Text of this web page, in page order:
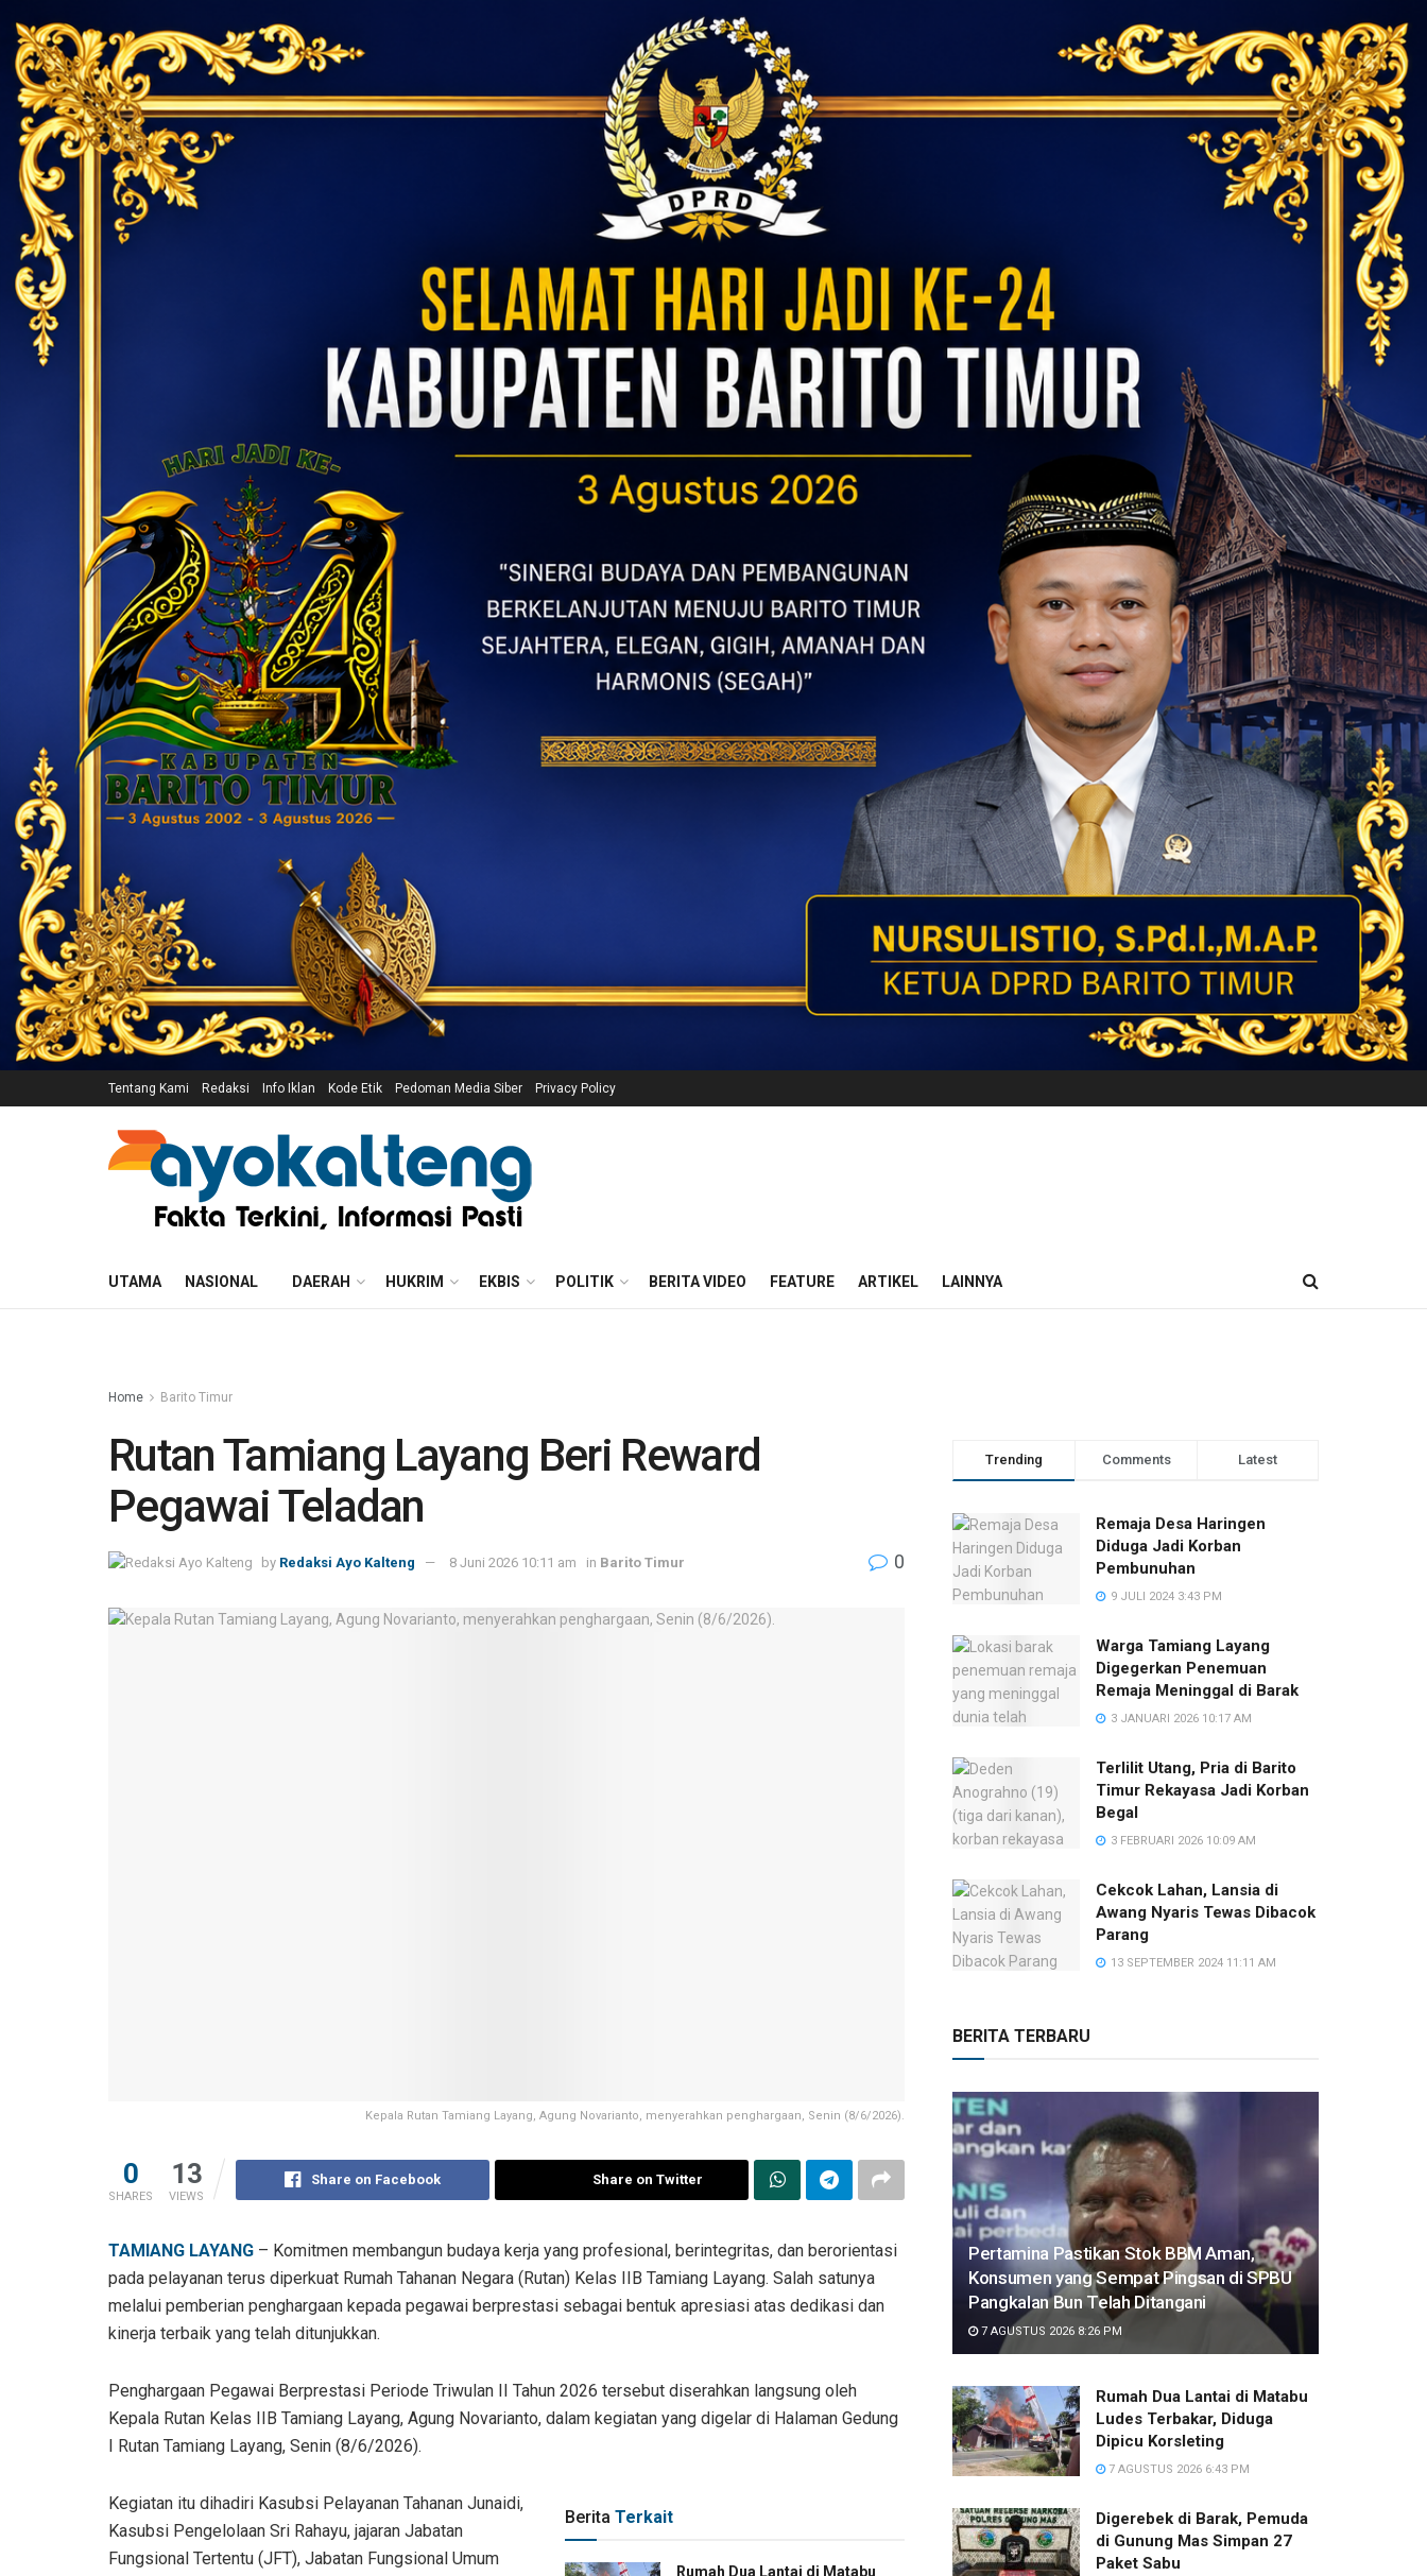
Tentang Kami Redaksi Info Iklan Kode Etik Pedoman Media Siber Privacy Policy
UTAMA NASIONAL DAERAH HUKRIM EKBIS POLITIK BERITA VIDEO FEATURE ARTIKEL LAINNYA
Home Barito Timur
Rutan Tamiang Layang Beri Reward
Pegawai Teladan
by Redaksi Ayo Kalteng 8 Juni 2026 10:11 am in Barito Timur 0
Kepala Rutan Tamiang Layang, Agung Novarianto, menyerahkan penghargaan, Senin (8/6/2026).
0
SHARES
13
VIEWS
Share on Facebook Share on Twitter
TAMIANG LAYANG – Komitmen membangun budaya kerja yang profesional, berintegritas, dan berorientasi
pada pelayanan terus diperkuat Rumah Tahanan Negara (Rutan) Kelas IIB Tamiang Layang. Salah satunya
melalui pemberian penghargaan kepada pegawai berprestasi sebagai bentuk apresiasi atas dedikasi dan
kinerja terbaik yang telah ditunjukkan.
Penghargaan Pegawai Berprestasi Periode Triwulan II Tahun 2026 tersebut diserahkan langsung oleh
Kepala Rutan Kelas IIB Tamiang Layang, Agung Novarianto, dalam kegiatan yang digelar di Halaman Gedung
I Rutan Tamiang Layang, Senin (8/6/2026).
Berita Terkait
Rumah Dua Lantai di Matabu
Kegiatan itu dihadiri Kasubsi Pelayanan Tahanan Junaidi,
Kasubsi Pengelolaan Sri Rahayu, jajaran Jabatan
Fungsional Tertentu (JFT), Jabatan Fungsional Umum
Trending Comments Latest
Remaja Desa Haringen
Diduga Jadi Korban
Pembunuhan
9 JULI 2024 3:43 PM
Warga Tamiang Layang
Digegerkan Penemuan
Remaja Meninggal di Barak
3 JANUARI 2026 10:17 AM
Terlilit Utang, Pria di Barito
Timur Rekayasa Jadi Korban
Begal
3 FEBRUARI 2026 10:09 AM
Cekcok Lahan, Lansia di
Awang Nyaris Tewas Dibacok
Parang
13 SEPTEMBER 2024 11:11 AM
BERITA TERBARU
Pertamina Pastikan Stok BBM Aman,
Konsumen yang Sempat Pingsan di SPBU
Pangkalan Bun Telah Ditangani
7 AGUSTUS 2026 8:26 PM
Rumah Dua Lantai di Matabu
Ludes Terbakar, Diduga
Dipicu Korsleting
7 AGUSTUS 2026 6:43 PM
Digerebek di Barak, Pemuda
di Gunung Mas Simpan 27
Paket Sabu